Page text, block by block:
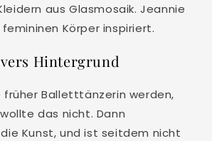
aus Glasmosaik. Jeannie
Körper inspiriert.
Hintergrund
Balletttänzerin werden,
das nicht. Dann
Kunst, und ist seitdem nicht